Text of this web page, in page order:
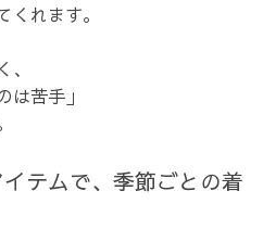
くれます。
は苦手」
イテムで、季節ごとの着